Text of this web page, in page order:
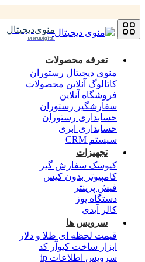
منوی‌دیجیتال
MenuDigital
تعرفه محصولات
منوی دیجیتال رستوران
کاتالوگ آنلاین محصولات
فروشگاه آنلاین
سفارشگیر رستوران
حسابداری رستوران
حسابداری ابری
سیستم CRM
تجهیزات
کیوسک سفارش گیر
کامپیوتر بدون کیس
فیش پرینتر
دستگاه پوز
کالر آیدی
سرویس ها
قیمت لحظه ای طلا و دلار
ابزار ساخت کیوآر کد
سرویس اطلاعات ip